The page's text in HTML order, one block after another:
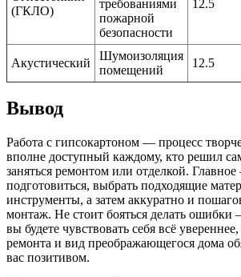
(ГКЛО)
требованиями
пожарной
безопасности
12.5
Акустический
Шумоизоляция
помещений
12.5
Вывод
Работа с гипсокартоном — процесс
вполне доступный каждому, кто решил
заняться ремонтом или отделкой.
подготовиться, выбрать подходящие
инструменты, а затем аккуратно и
монтаж. Не стоит бояться делать
вы будете чувствовать себя всё
ремонта и вид преображающегося дома
вас позитивом.